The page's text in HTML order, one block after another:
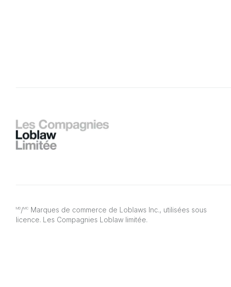
MD/MC Marques de commerce de Loblaws Inc., utilisées sous
licence. Les Compagnies Loblaw limitée.